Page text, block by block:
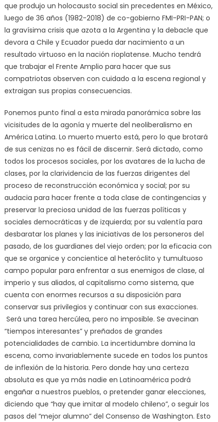
que produjo un holocausto social sin precedentes en México,
luego de 36 años (1982-2018) de co-gobierno FMI-PRI-PAN; o
la gravísima crisis que azota a la Argentina y la debacle que
devora a Chile y Ecuador pueda dar nacimiento a un
resultado virtuoso en la nación rioplatense. Mucho tendrá
que trabajar el Frente Amplio para hacer que sus
compatriotas observen con cuidado a la escena regional y
extraigan sus propias consecuencias.
Ponemos punto final a esta mirada panorámica sobre las
vicisitudes de la agonía y muerte del neoliberalismo en
América Latina. Lo muerto muerto está, pero lo que brotará
de sus cenizas no es fácil de discernir. Será dictado, como
todos los procesos sociales, por los avatares de la lucha de
clases, por la clarividencia de las fuerzas dirigentes del
proceso de reconstrucción económica y social; por su
audacia para hacer frente a toda clase de contingencias y
preservar la preciosa unidad de las fuerzas políticas y
sociales democráticas y de izquierda; por su valentía para
desbaratar los planes y las iniciativas de los personeros del
pasado, de los guardianes del viejo orden; por la eficacia con
que se organice y concientice al heteróclito y tumultuoso
campo popular para enfrentar a sus enemigos de clase, al
imperio y sus aliados, al capitalismo como sistema, que
cuenta con enormes recursos a su disposición para
conservar sus privilegios y continuar con sus exacciones.
Será una tarea hercúlea, pero no imposible. Se avecinan
“tiempos interesantes” y preñados de grandes
potencialidades de cambio. La incertidumbre domina la
escena, como invariablemente sucede en todos los puntos
de inflexión de la historia. Pero donde hay una certeza
absoluta es que ya más nadie en Latinoamérica podrá
engañar a nuestros pueblos, o pretender ganar elecciones,
diciendo que “hay que imitar al modelo chileno”, o seguir los
pasos del “mejor alumno” del Consenso de Washington. Esto